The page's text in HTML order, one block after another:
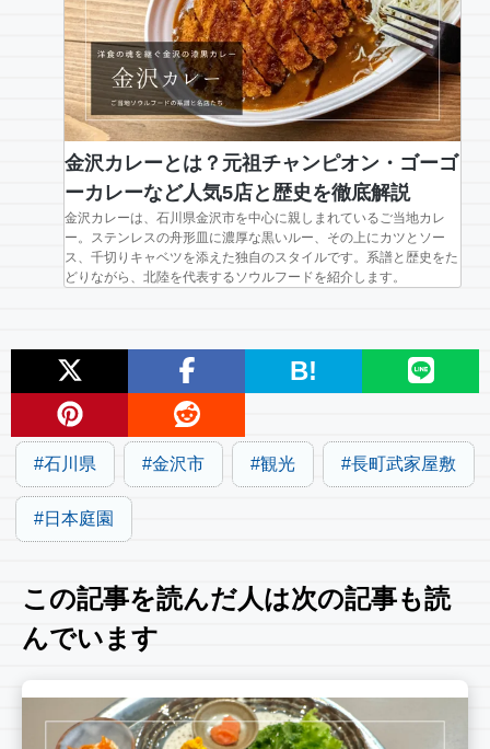
金沢カレーとは？元祖チャンピオン・ゴーゴ
ーカレーなど人気5店と歴史を徹底解説
金沢カレーは、石川県金沢市を中心に親しまれているご当地カレ
ー。ステンレスの舟形皿に濃厚な黒いルー、その上にカツとソー
ス、千切りキャベツを添えた独自のスタイルです。系譜と歴史をた
どりながら、北陸を代表するソウルフードを紹介します。
B!
石川県 金沢市 観光 長町武家屋敷
日本庭園
この記事を読んだ人は次の記事も読
んでいます